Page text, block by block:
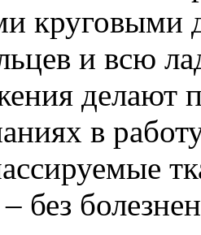
круговыми
и всю
делают
в
– без